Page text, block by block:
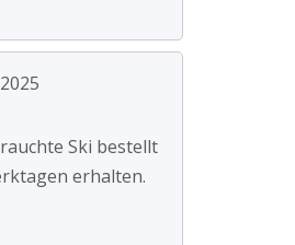
Ski bestellt
erhalten.